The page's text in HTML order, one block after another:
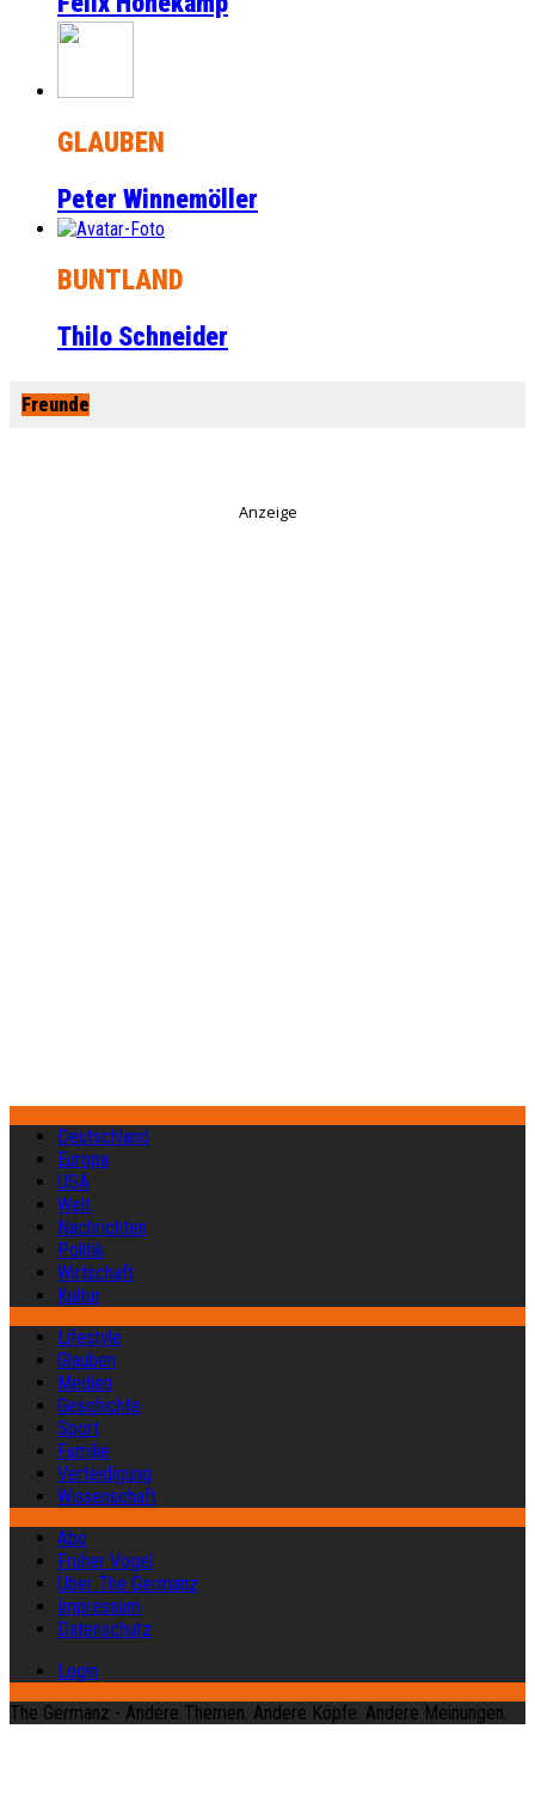
GLAUBEN
Peter Winnemöller
BUNTLAND
Thilo Schneider
Freunde
Anzeige
Deutschland
Europa
USA
Welt
Nachrichten
Politik
Wirtschaft
Kultur
Lifestyle
Glauben
Medien
Geschichte
Sport
Familie
Verteidigung
Wissenschaft
Abo
Früher Vogel
Über The Germanz
Impressum
Datenschutz
Login
The Germanz - Andere Themen. Andere Köpfe. Andere Meinungen.